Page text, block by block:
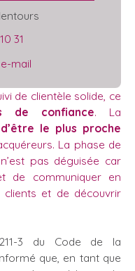
31
mail
de clientèle solide, ce
de confiance. La
d’être le plus proche
La phase de
pas déguisée car
de communiquer en
et de découvrir
3 du Code de la
que, en tant que